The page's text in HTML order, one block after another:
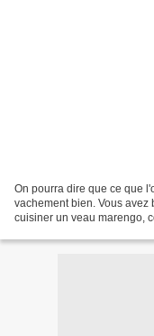
On pourra dire que ce que
vachement bien. Vous avez
cuisiner un veau marengo,